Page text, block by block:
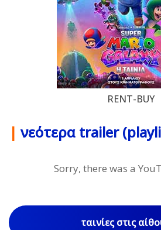
RENT-BUY
| νεότερα trailer
Sorry, there was a
ταινίες στις